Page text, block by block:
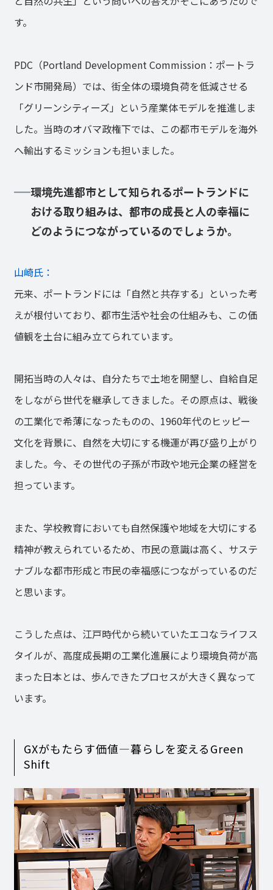
す。
PDC（Portland Development Commission：ポートラ
ンド市開発局）では、街全体の環境負荷を低減させる
「グリーンシティーズ」という産業体モデルを推進しま
した。当時のオバマ政権下では、この都市モデルを海外
へ輸出するミッションも担いました。
環境先進都市として知られるポートランドに
おける取り組みは、都市の成長と人の幸福に
どのようにつながっているのでしょうか。
山崎氏：
元来、ポートランドには「自然と共存する」といった考
えが根付いており、都市生活や社会の仕組みも、この価
値観を土台に組み立てられています。
開拓当時の人々は、自分たちで土地を開墾し、自給自足
をしながら世代を継承してきました。その原点は、戦後
の工業化で希薄になったものの、1960年代のヒッピー
文化を背景に、自然を大切にする機運が再び盛り上がり
ました。今、その世代の子孫が市政や地元企業の経営を
担っています。
また、学校教育においても自然保護や地域を大切にする
精神が教えられているため、市民の意識は高く、サステ
ナブルな都市形成と市民の幸福感につながっているのだ
と思います。
こうした点は、江戸時代から続いていたエコなライフス
タイルが、高度成長期の工業化進展により環境負荷が高
まった日本とは、歩んできたプロセスが大きく異なって
います。
GXがもたらす価値―暮らしを変えるGreen
Shift